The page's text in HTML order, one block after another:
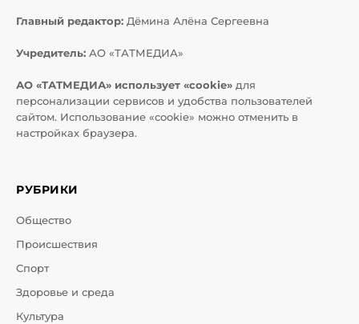
Главный редактор: Дёмина Алёна Сергеевна
Учредитель: АО «ТАТМЕДИА»
АО «ТАТМЕДИА» использует «cookie» для
персонализации сервисов и удобства пользователей
сайтом. Использование «cookie» можно отменить в
настройках браузера.
РУБРИКИ
Общество
Происшествия
Спорт
Здоровье и среда
Культура